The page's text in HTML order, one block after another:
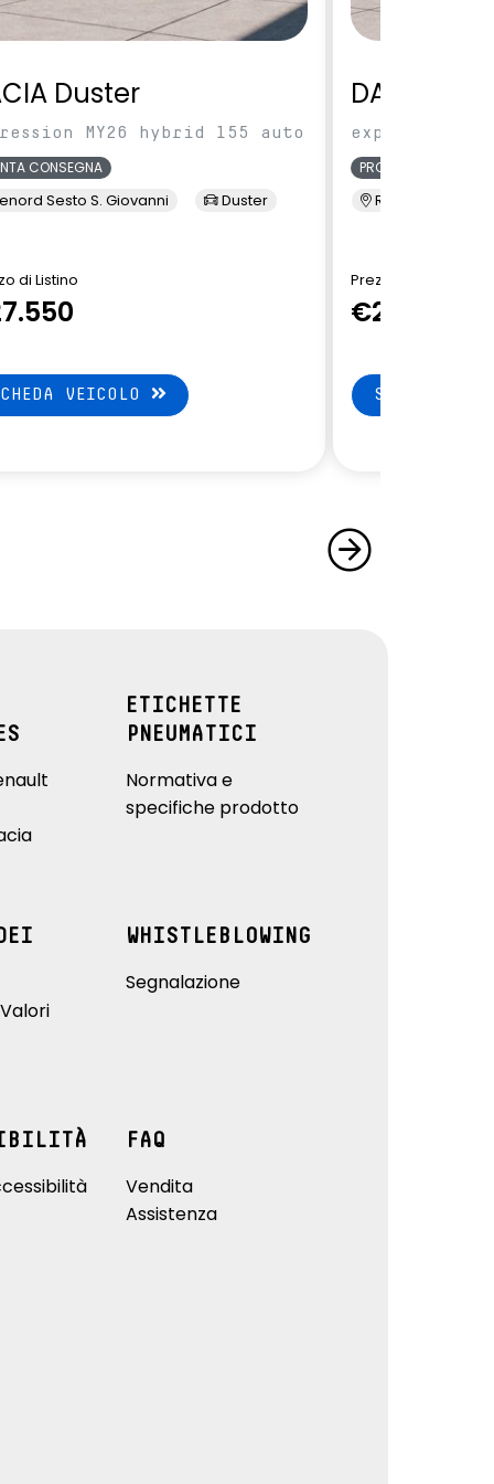
Duster
MY26 hybrid 155 auto
CONSEGNA
Sesto S. Giovanni Duster
di Listino
VEICOLO
DACIA
expression
PRONTA CONSEGNA
Renord Sesto S.
Prezzo di Listino
€27.550
SCHEDA
ETICHETTE
PNEUMATICI
Normativa e
specifiche prodotto
WHISTLEBLOWING
Segnalazione
FAQ
Vendita
Assistenza